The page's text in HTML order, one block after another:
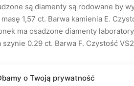
o Twoją prywatność
są diamenty są rodowane by
1,57 ct. Barwa kamienia E.
ma osadzone diamenty
0.29 ct. Barwa F. Czystość